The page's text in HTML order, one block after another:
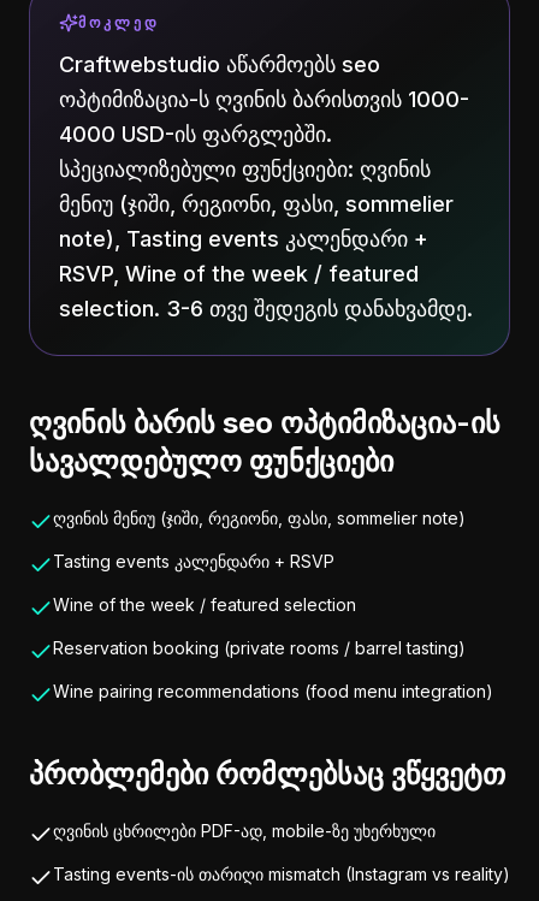
ᲛᲝᲙᲚᲔᲓ
Craftwebstudio აწარმოებს seo
ოპტიმიზაცია-ს ღვინის ბარისთვის 1000-
4000 USD-ის ფარგლებში.
სპეციალიზებული ფუნქციები: ღვინის
მენიუ (ჯიში, რეგიონი, ფასი, sommelier
note), Tasting events კალენდარი +
RSVP, Wine of the week / featured
selection. 3-6 თვე შედეგის დანახვამდე.
ღვინის ბარის seo ოპტიმიზაცია-ის
სავალდებულო ფუნქციები
ღვინის მენიუ (ჯიში, რეგიონი, ფასი, sommelier note)
Tasting events კალენდარი + RSVP
Wine of the week / featured selection
Reservation booking (private rooms / barrel tasting)
Wine pairing recommendations (food menu integration)
პრობლემები რომლებსაც ვწყვეტთ
ღვინის ცხრილები PDF-ად, mobile-ზე უხერხული
Tasting events-ის თარიღი mismatch (Instagram vs reality)